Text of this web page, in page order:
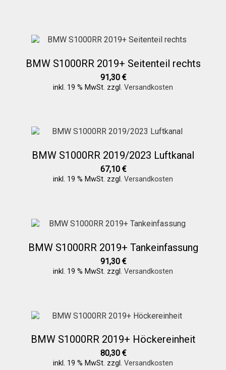
BMW S1000RR 2019+ Seitenteil rechts
91,30 €
inkl. 19 % MwSt. zzgl. Versandkosten
BMW S1000RR 2019/2023 Luftkanal
67,10 €
inkl. 19 % MwSt. zzgl. Versandkosten
BMW S1000RR 2019+ Tankeinfassung
91,30 €
inkl. 19 % MwSt. zzgl. Versandkosten
BMW S1000RR 2019+ Höckereinheit
80,30 €
inkl. 19 % MwSt. zzgl. Versandkosten